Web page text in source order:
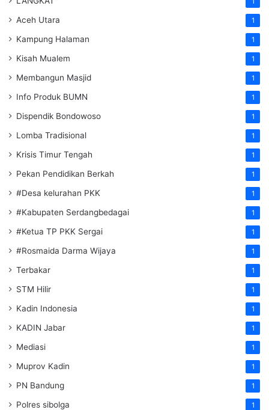
Aceh Utara 1
Kampung Halaman 1
Kisah Mualem 1
Membangun Masjid 1
Info Produk BUMN 1
Dispendik Bondowoso 1
Lomba Tradisional 1
Krisis Timur Tengah 1
Pekan Pendidikan Berkah 1
#Desa kelurahan PKK 1
#Kabupaten Serdangbedagai 1
#Ketua TP PKK Sergai 1
#Rosmaida Darma Wijaya 1
Terbakar 1
STM Hilir 1
Kadin Indonesia 1
KADIN Jabar 1
Mediasi 1
Muprov Kadin 1
PN Bandung 1
Polres sibolga 1